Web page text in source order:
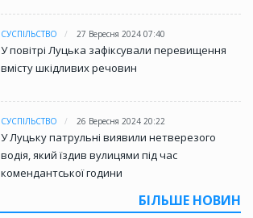
СУСПІЛЬСТВО 27 Вересня 2024 07:40
У повітрі Луцька зафіксували перевищення
вмісту шкідливих речовин
СУСПІЛЬСТВО 26 Вересня 2024 20:22
У Луцьку патрульні виявили нетверезого
водія, який їздив вулицями під час
комендантської години
БІЛЬШЕ НОВИН